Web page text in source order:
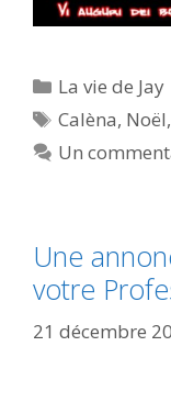
Catégories
La vie de Jay
Étiquettes
Calèna, Noël
Un
Une
votre
21 décembre